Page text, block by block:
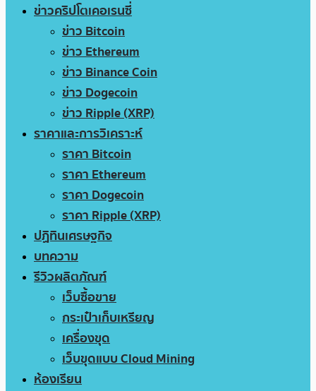
ข่าวคริปโตเคอเรนซี่
ข่าว Bitcoin
ข่าว Ethereum
ข่าว Binance Coin
ข่าว Dogecoin
ข่าว Ripple (XRP)
ราคาและการวิเคราะห์
ราคา Bitcoin
ราคา Ethereum
ราคา Dogecoin
ราคา Ripple (XRP)
ปฏิทินเศรษฐกิจ
บทความ
รีวิวผลิตภัณฑ์
เว็บซื้อขาย
กระเป๋าเก็บเหรียญ
เครื่องขุด
เว็บขุดแบบ Cloud Mining
ห้องเรียน